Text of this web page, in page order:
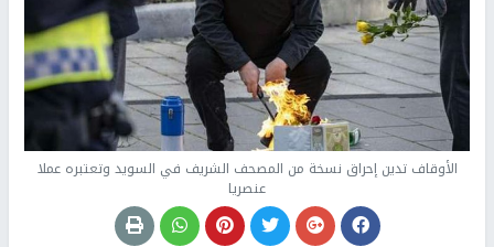
الأوقاف تدين إحراق نسخة من المصحف الشريف في السويد وتعتبره عملا
عنصريا